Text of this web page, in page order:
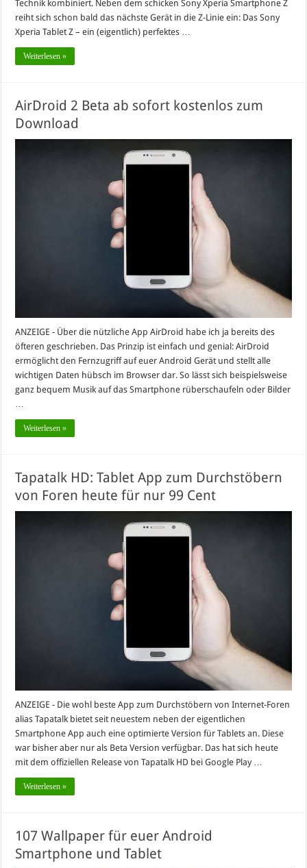
Technik kombiniert. Neben dem schicken Sony Xperia Smartphone Z
reiht sich schon bald das nächste Gerät in die Z-Linie ein: Das Sony
Xperia Tablet Z – ein (eigentlich) perfektes …
Weiterlesen »
AirDroid 2 Beta ab sofort kostenlos zum
Download
ANZEIGE - Über die nützliche App AirDroid habe ich ja bereits des
öfteren geschrieben. Das Prinzip ist einfach und genial: AirDroid
ermöglicht den Fernzugriff auf euer Android Gerät und stellt alle
wichtigen Daten hübsch im Browser dar. So lässt sich beispielsweise
ganz bequem Musik auf das Smartphone rüberschaufeln oder Bilder
…
Weiterlesen »
Tapatalk HD: Tablet App zum Durchstöbern
von Foren heute für nur 99 Cent
ANZEIGE - Die wohl beste App zum Durchstöbern von Internet-Foren
alias Tapatalk bietet seit neuestem neben der eigentlichen
Smartphone App auch eine optimierte Version für Tablets an. Diese
war bisher aber nur als Beta Version verfügbar. Das hat sich heute
mit dem offiziellen Release von Tapatalk HD bei Google Play …
Weiterlesen »
107 Wallpaper für euer Android
Smartphone und Tablet